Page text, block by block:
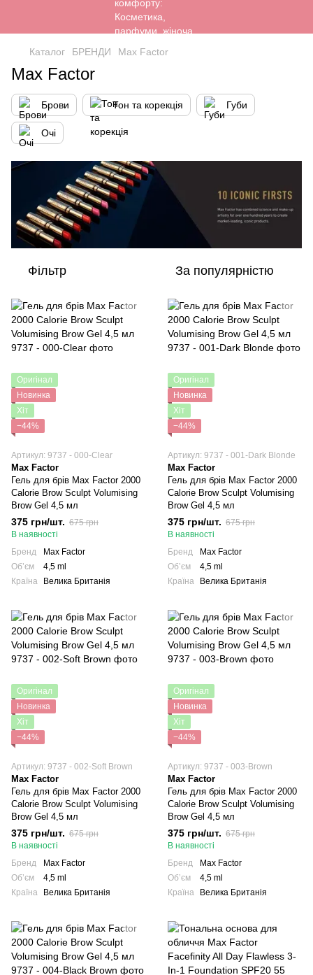
Каталог БРЕНДИ Max Factor
Max Factor
Брови Тон та корекція Губи
Очі
Фільтр За популярністю
Оригінал
Новинка
Хіт
−44%
Артикул: 9737 - 000-Clear
Max Factor
Гель для брів Max Factor 2000
Calorie Brow Sculpt Volumising
Brow Gel 4,5 мл
375 грн/шт. 675 грн
В наявності
Бренд
Max Factor
Обʼєм
4,5 ml
Країна
Велика Британія
Оригінал
Новинка
Хіт
−44%
Артикул: 9737 - 001-Dark Blonde
Max Factor
Гель для брів Max Factor 2000
Calorie Brow Sculpt Volumising
Brow Gel 4,5 мл
375 грн/шт. 675 грн
В наявності
Бренд
Max Factor
Обʼєм
4,5 ml
Країна
Велика Британія
Оригінал
Новинка
Хіт
−44%
Артикул: 9737 - 002-Soft Brown
Max Factor
Гель для брів Max Factor 2000
Calorie Brow Sculpt Volumising
Brow Gel 4,5 мл
375 грн/шт. 675 грн
В наявності
Бренд
Max Factor
Обʼєм
4,5 ml
Країна
Велика Британія
Оригінал
Новинка
Хіт
−44%
Артикул: 9737 - 003-Brown
Max Factor
Гель для брів Max Factor 2000
Calorie Brow Sculpt Volumising
Brow Gel 4,5 мл
375 грн/шт. 675 грн
В наявності
Бренд
Max Factor
Обʼєм
4,5 ml
Країна
Велика Британія